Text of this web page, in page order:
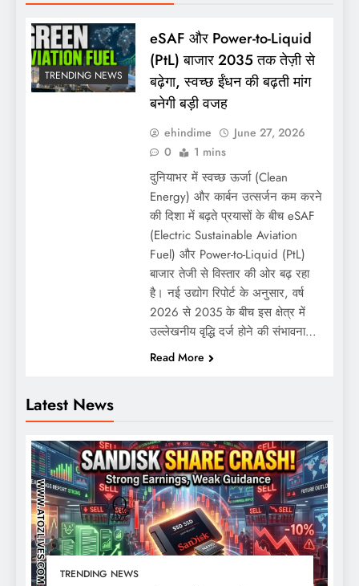
Latest News
TRENDING NEWS
TRENDING NEWS
eSAF और Power-to-Liquid
(PtL) बाजार 2035 तक तेज़ी से
बढ़ेगा, स्वच्छ ईंधन की बढ़ती मांग
बनेगी बड़ी वजह
ehindime
June 27, 2026
0
1 mins
दुनियाभर में स्वच्छ ऊर्जा (Clean
Energy) और कार्बन उत्सर्जन कम करने
की दिशा में बढ़ते प्रयासों के बीच eSAF
(Electric Sustainable Aviation
Fuel) और Power-to-Liquid (PtL)
बाजार तेजी से विस्तार की ओर बढ़ रहा
है। नई उद्योग रिपोर्ट के अनुसार, वर्ष
2026 से 2035 के बीच इस क्षेत्र में
उल्लेखनीय वृद्धि दर्ज होने की संभावना…
Read More